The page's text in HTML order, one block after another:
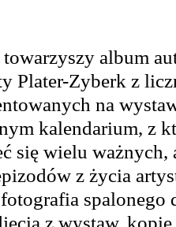
album
Plater-Zyberk z
na
kalendarium, z
się wielu ważnych,
z życia
spalonego